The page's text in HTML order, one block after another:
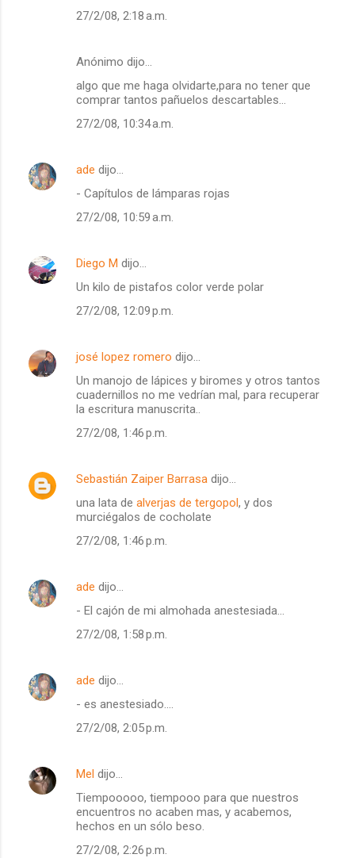
27/2/08, 2:18 a.m.
Anónimo dijo…
algo que me haga olvidarte,para no tener que
comprar tantos pañuelos descartables...
27/2/08, 10:34 a.m.
ade dijo…
- Capítulos de lámparas rojas
27/2/08, 10:59 a.m.
Diego M dijo…
Un kilo de pistafos color verde polar
27/2/08, 12:09 p.m.
josé lopez romero dijo…
Un manojo de lápices y biromes y otros tantos
cuadernillos no me vedrían mal, para recuperar
la escritura manuscrita..
27/2/08, 1:46 p.m.
Sebastián Zaiper Barrasa dijo…
una lata de alverjas de tergopol, y dos
murciégalos de cocholate
27/2/08, 1:46 p.m.
ade dijo…
- El cajón de mi almohada anestesiada...
27/2/08, 1:58 p.m.
ade dijo…
- es anestesiado....
27/2/08, 2:05 p.m.
Mel dijo…
Tiempooooo, tiempooo para que nuestros
encuentros no acaben mas, y acabemos,
hechos en un sólo beso.
27/2/08, 2:26 p.m.